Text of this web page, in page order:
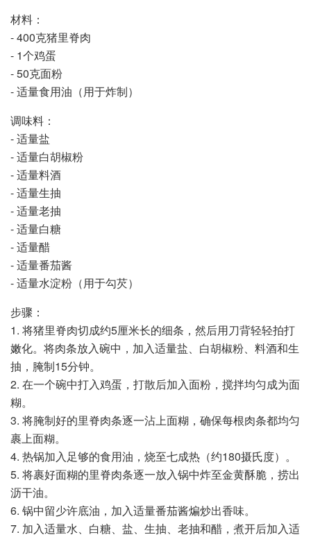
材料：
- 400克猪里脊肉
- 1个鸡蛋
- 50克面粉
- 适量食用油（用于炸制）
调味料：
- 适量盐
- 适量白胡椒粉
- 适量料酒
- 适量生抽
- 适量老抽
- 适量白糖
- 适量醋
- 适量番茄酱
- 适量水淀粉（用于勾芡）
步骤：
1. 将猪里脊肉切成约5厘米长的细条，然后用刀背轻轻拍打
嫩化。将肉条放入碗中，加入适量盐、白胡椒粉、料酒和生
抽，腌制15分钟。
2. 在一个碗中打入鸡蛋，打散后加入面粉，搅拌均匀成为面
糊。
3. 将腌制好的里脊肉条逐一沾上面糊，确保每根肉条都均匀
裹上面糊。
4. 热锅加入足够的食用油，烧至七成热（约180摄氏度）。
5. 将裹好面糊的里脊肉条逐一放入锅中炸至金黄酥脆，捞出
沥干油。
6. 锅中留少许底油，加入适量番茄酱煸炒出香味。
7. 加入适量水、白糖、盐、生抽、老抽和醋，煮开后加入适